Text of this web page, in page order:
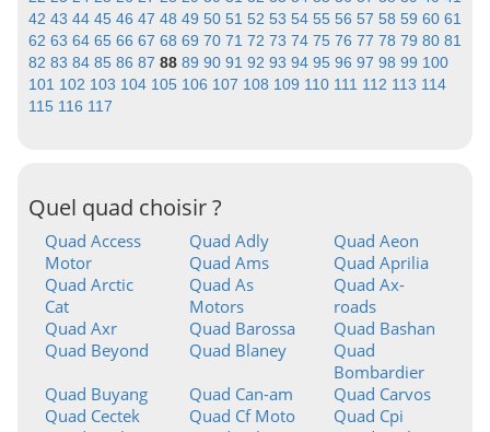
42 43 44 45 46 47 48 49 50 51 52 53 54 55 56 57 58 59 60 61
62 63 64 65 66 67 68 69 70 71 72 73 74 75 76 77 78 79 80 81
82 83 84 85 86 87 88 89 90 91 92 93 94 95 96 97 98 99 100
101 102 103 104 105 106 107 108 109 110 111 112 113 114
115 116 117
Quel quad choisir ?
Quad Access
Motor
Quad Adly
Quad Aeon
Quad Ams
Quad Aprilia
Quad Arctic
Cat
Quad As
Motors
Quad Ax-
roads
Quad Axr
Quad Barossa
Quad Bashan
Quad Beyond
Quad Blaney
Quad
Bombardier
Quad Buyang
Quad Can-am
Quad Carvos
Quad Cectek
Quad Cf Moto
Quad Cpi